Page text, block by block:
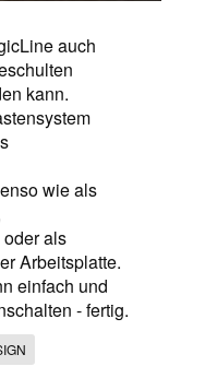
auch
kann.
wie als
als
Arbeitsplatte.
einfach und
- fertig.